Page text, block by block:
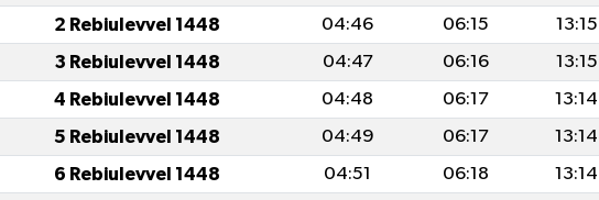
2 Rebiulevvel 1448 04:46 06:15 13:15
3 Rebiulevvel 1448 04:47 06:16 13:15
4 Rebiulevvel 1448 04:48 06:17 13:14
5 Rebiulevvel 1448 04:49 06:17 13:14
6 Rebiulevvel 1448 04:51 06:18 13:14